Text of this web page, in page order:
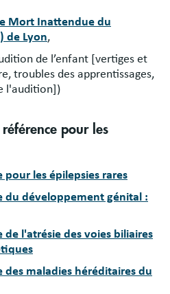
Mort Inattendue du
de Lyon,
de l’enfant [vertiges et
troubles des apprentissages,
l'audition])
pour les
pour les épilepsies rares
du développement génital :
de l'atrésie des voies biliaires
des maladies héréditaires du